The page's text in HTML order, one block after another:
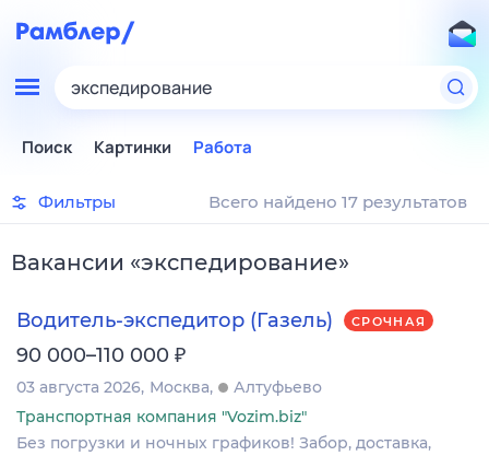
экспедирование
Поиск Картинки Работа
Фильтры Всего найдено 17 результатов
Вакансии «экспедирование»
Водитель-экспедитор (Газель) СРОЧНАЯ
90 000–110 000 ₽
03 августа 2026 Москва
Алтуфьево
Транспортная компания "Vozim.biz"
Без погрузки и ночных графиков! Забор, доставка,